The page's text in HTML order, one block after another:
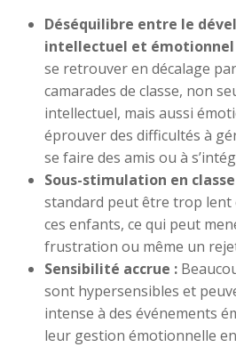
Déséquilibre entre le
intellectuel et émotionnel
se retrouver en décalage
camarades de classe, non
intellectuel, mais aussi
éprouver des difficultés à
se faire des amis ou à
Sous-stimulation en
standard peut être trop
ces enfants, ce qui peut
frustration ou même un rejet
Sensibilité accrue :
sont hypersensibles et
intense à des événements
leur gestion émotionnelle